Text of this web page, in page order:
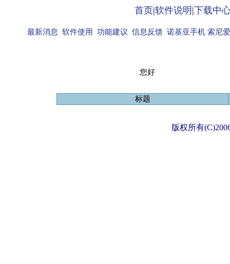
首页|软件说明 |下载中
最新消息 软件使用 功能建议 信息反馈 诺基亚手机 索尼
您好
标题
版权所有